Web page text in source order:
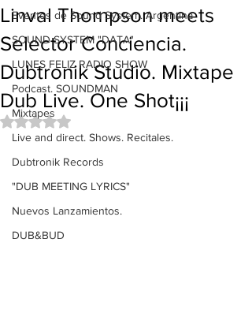
Eventos de Sound System. Argentina
SOUND SYSTEM "DATA"
LUNES FELIZ RADIO SHOW
Podcast. SOUNDMAN
Mixtapes
Live and direct. Shows. Recitales.
Dubtronik Records
"DUB MEETING LYRICS"
Nuevos Lanzamientos.
DUB&BUD
Linval Thompson meets
Selector Conciencia.
Dubtronik Studio. Mixtape
Dub Live. One Shot¡¡¡
Obtuvo NaN de 5 estrellas.